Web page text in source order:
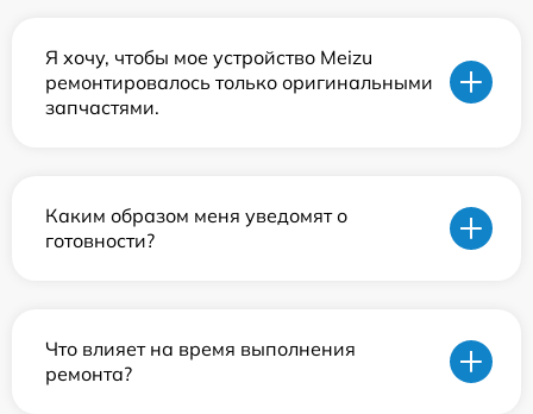
Я хочу, чтобы мое устройство Meizu
ремонтировалось только оригинальными
запчастями.
Каким образом меня уведомят о
готовности?
Что влияет на время выполнения
ремонта?